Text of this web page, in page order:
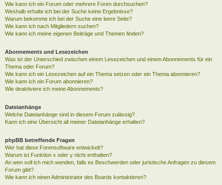
Wie kann ich ein Forum oder mehrere Foren durchsuchen?
Weshalb erhalte ich bei der Suche keine Ergebnisse?
Warum bekomme ich bei der Suche eine leere Seite?
Wie kann ich nach Mitgliedern suchen?
Wie kann ich meine eigenen Beiträge und Themen finden?
Abonnements und Lesezeichen
Was ist der Unterschied zwischen einem Lesezeichen und einem Abonnements für ein
Thema oder Forum?
Wie kann ich ein Lesezeichen auf ein Thema setzen oder ein Thema abonnieren?
Wie kann ich ein Forum abonnieren?
Wie deaktiviere ich meine Abonnements?
Dateianhänge
Welche Dateianhänge sind in diesem Forum zulässig?
Kann ich eine Übersicht all meiner Dateianhänge erhalten?
phpBB betreffende Fragen
Wer hat diese Forensoftware entwickelt?
Warum ist Funktion x oder y nicht enthalten?
An wen soll ich mich wenden, falls es Beschwerden oder juristische Anfragen zu diesem
Forum gibt?
Wie kann ich einen Administrator des Boards kontaktieren?